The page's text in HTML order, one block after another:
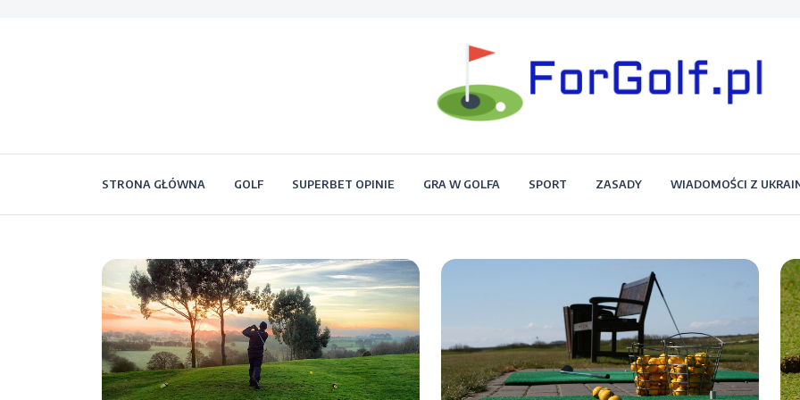
Forgolf.pl
STRONA GŁÓWNA GOLF SUPERBET OPINIE GRA W GOLFA SPORT ZASADY WIADOMOŚCI Z